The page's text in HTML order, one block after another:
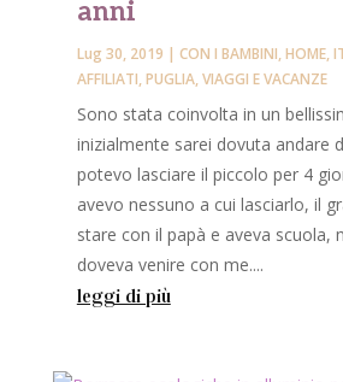
anni
Lug 30, 2019 | CON I BAMBINI,HOME,
AFFILIATI,PUGLIA,VIAGGI E VACANZE
Sono stata coinvolta in un
inizialmente sarei dovuta andare
potevo lasciare il piccolo per 4
avevo nessuno a cui lasciarlo, il
stare con il papà e aveva scuola,
doveva venire con me....
leggi di più